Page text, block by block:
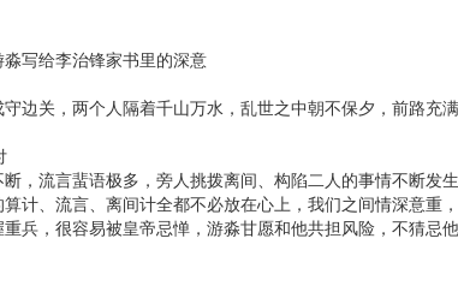
写给李治锋家书里的深意
边关，两个人隔着千山万水，乱世之中朝不保夕，前路充满
，流言蜚语极多，旁人挑拨离间、构陷二人的事情不断发
计、流言、离间计全都不必放在心上，我们之间情深意重
兵，很容易被皇帝忌惮，游淼甘愿和他共担风险，不猜忌